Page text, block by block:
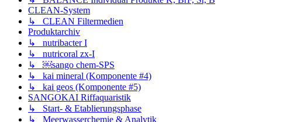
CLEAN-System
↳ CLEAN Filtermedien
Produktarchiv
↳ nutribacter I
↳ nutricoral zx-I
↳ ￼sango chem-SPS
↳ kai mineral (Komponente #4)
↳ kai geos (Komponente #5)
SANGOKAI Riffaquaristik
↳ Start- & Etablierungsphase
↳ Meerwasserchemie & Analytik